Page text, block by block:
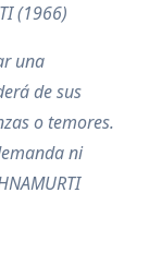
(1966)
una
de sus
o temores.
ni